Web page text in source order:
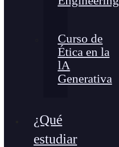
Curso de
Ética en la
lA
Generativa
¿Qué
estudiar